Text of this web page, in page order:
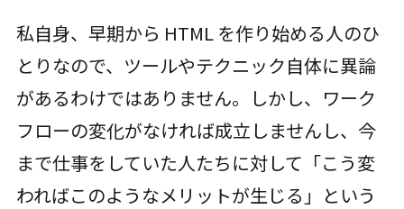
私自身、早期から HTML を作り始める人のひ
とりなので、ツールやテクニック自体に異論
があるわけではありません。しかし、ワーク
フローの変化がなければ成立しませんし、今
まで仕事をしていた人たちに対して「こう変
わればこのようなメリットが生じる」という